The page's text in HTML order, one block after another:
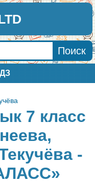
7 класс
-